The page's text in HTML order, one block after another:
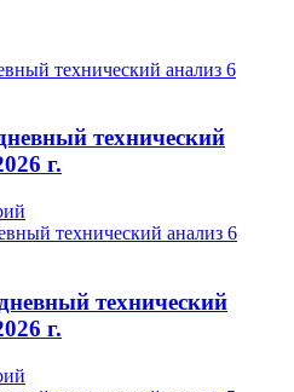
технический
г.
технический
г.